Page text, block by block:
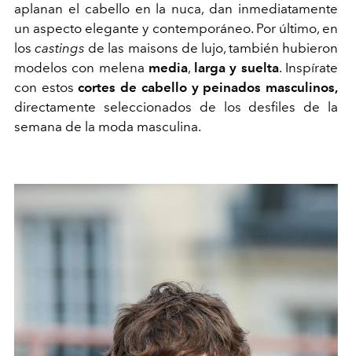
aplanan el cabello en la nuca, dan inmediatamente
un aspecto elegante y contemporáneo. Por último, en
loscastings de las maisons de lujo, también hubieron
modelos con melena media, larga y suelta. Inspírate
con estoscortes de cabello y peinados masculinos,
directamente seleccionados de los desfiles de la
semana de la moda masculina.